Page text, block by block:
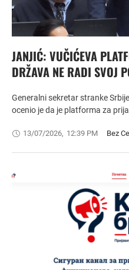
JANJIĆ: VUČIĆEVA
DRŽAVA NE RADI SVOJ
Generalni sekretar stranke
ocenio je da je platforma za
13/07/2026, 12:39 PM Bez